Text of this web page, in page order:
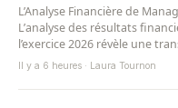
L’Analyse Financière de
L’analyse des résultats
l’exercice 2026 révèle une
Il y a 6 heures · Laura Tournon